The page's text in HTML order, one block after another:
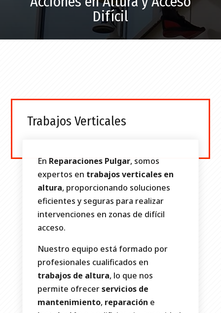
Difícil
Trabajos Verticales
En Reparaciones Pulgar, somos
expertos en trabajos verticales en
altura, proporcionando soluciones
eficientes y seguras para realizar
intervenciones en zonas de difícil
acceso.
Nuestro equipo está formado por
profesionales cualificados en
trabajos de altura, lo que nos
permite ofrecerservicios de
mantenimiento, reparación e